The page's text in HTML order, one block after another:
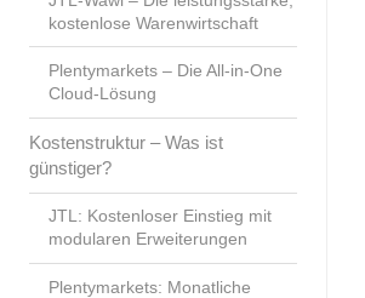
kostenlose Warenwirtschaft
Plentymarkets – Die All-in-One
Cloud-Lösung
Kostenstruktur – Was ist
günstiger?
JTL: Kostenloser Einstieg mit
modularen Erweiterungen
Plentymarkets: Monatliche